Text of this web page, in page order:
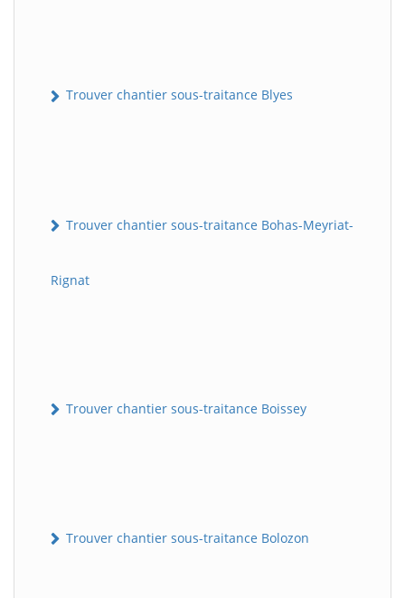
Trouver chantier sous-traitance Blyes
Trouver chantier sous-traitance Bohas-Meyriat-
Rignat
Trouver chantier sous-traitance Boissey
Trouver chantier sous-traitance Bolozon